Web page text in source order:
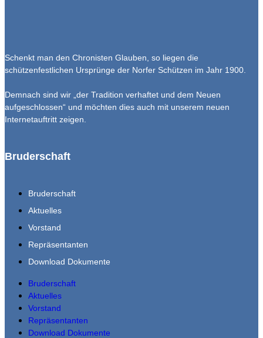
Schenkt man den Chronisten Glauben, so liegen die
schützenfestlichen Ursprünge der Norfer Schützen im Jahr 1900.
Demnach sind wir „der Tradition verhaftet und dem Neuen
aufgeschlossen“ und möchten dies auch mit unserem neuen
Internetauftritt zeigen.
Bruderschaft
Bruderschaft
Aktuelles
Vorstand
Repräsentanten
Download Dokumente
Bruderschaft
Aktuelles
Vorstand
Repräsentanten
Download Dokumente